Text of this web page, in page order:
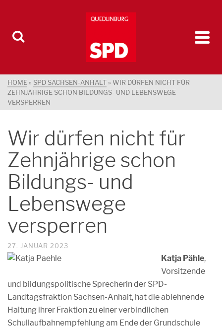
HOME » SPD SACHSEN-ANHALT » WIR DÜRFEN NICHT FÜR
ZEHNJÄHRIGE SCHON BILDUNGS- UND LEBENSWEGE
VERSPERREN
Wir dürfen nicht für
Zehnjährige schon
Bildungs- und
Lebenswege
versperren
27. JANUAR 2023
Katja Pähle,
Vorsitzende
und bildungspolitische Sprecherin der SPD-
Landtagsfraktion Sachsen-Anhalt, hat die ablehnende
Haltung ihrer Fraktion zu einer verbindlichen
Schullaufbahnempfehlung am Ende der Grundschule